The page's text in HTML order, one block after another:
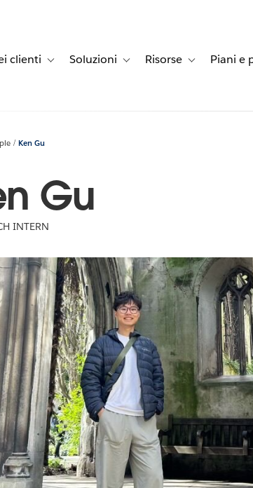
for Prodotti
clienti Toggle sub-navigation for Storie dei clienti
Soluzioni Toggle sub-navigation for
Risorse Toggle sub-
Piani e
Ken Gu
Gu
INTERN